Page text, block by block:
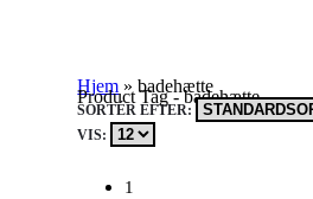
Hjem »badehætte
Product Tag - badehætte
SORTÉR EFTER:
VIS:
1